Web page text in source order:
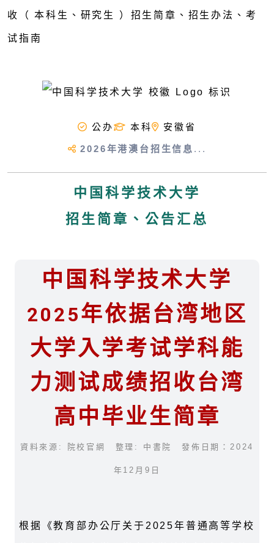
公办 本科 安徽省
2026年港澳台招生信息 ...
中国科学技术大学
招生简章、公告汇总
中国科学技术大学
2025年依据台湾地区
大学入学考试学科能
力测试成绩招收台湾
高中毕业生简章
資料來源: 院校官網 整理: 中書院 發佈日期：2024
年12月9日
根据《教育部办公厅关于 2025年普通高等学校